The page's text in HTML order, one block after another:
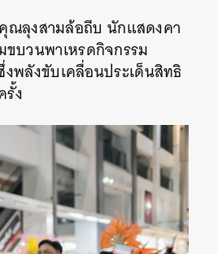
ณลุงสามล้อถีบ นักแสดงคา
บวนพาเหรดกิจกรรม
งพลังขับเคลื่อนประเด็นสิทธิ
ง